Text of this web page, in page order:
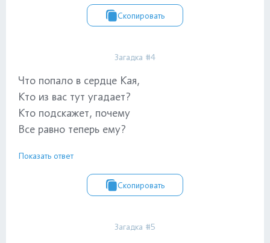
Скопировать
Загадка #4
Что попало в сердце Кая,
Кто из вас тут угадает?
Кто подскажет, почему
Все равно теперь ему?
Показать ответ
Скопировать
Загадка #5